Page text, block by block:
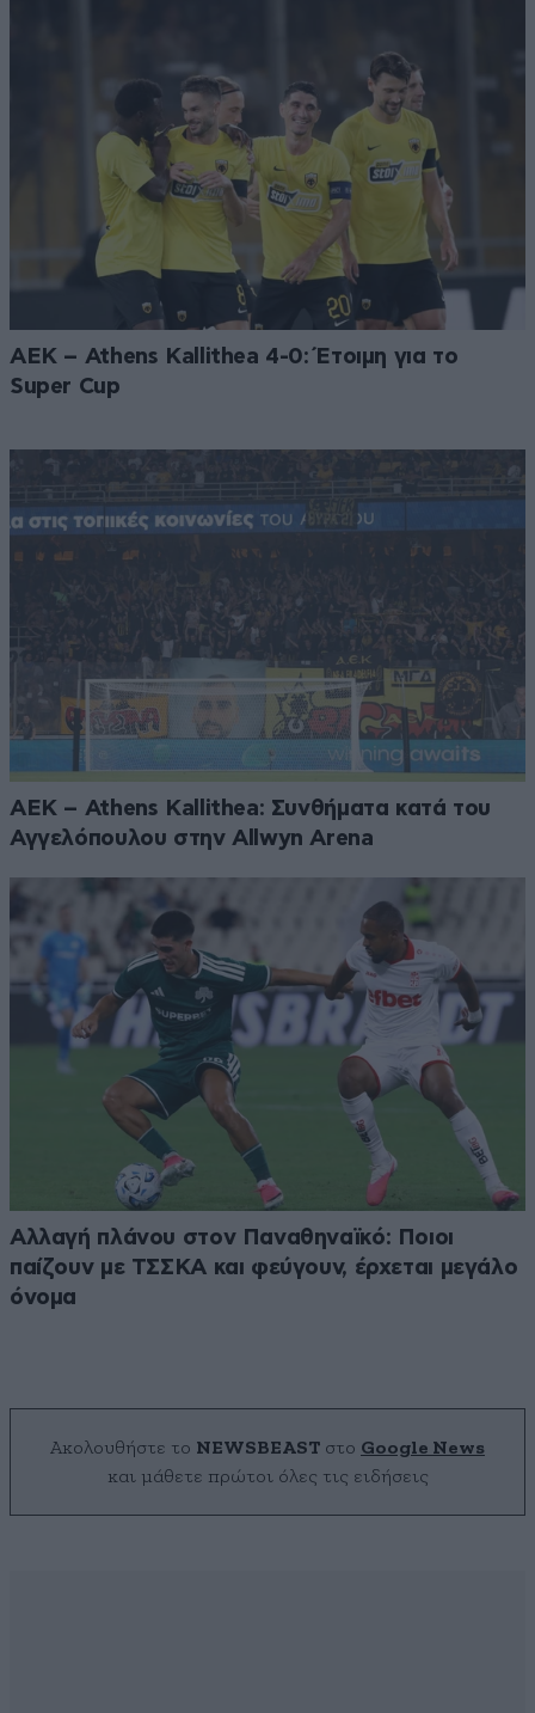
ΑΕΚ – Athens Kallithea 4-0: Έτοιμη για το
Super Cup
ΑΕΚ – Athens Kallithea: Συνθήματα κατά του
Αγγελόπουλου στην Allwyn Arena
Αλλαγή πλάνου στον Παναθηναϊκό: Ποιοι
παίζουν με ΤΣΣΚΑ και φεύγουν, έρχεται μεγάλο
όνομα
Ακολουθήστε το NEWSBEAST στο Google News
και μάθετε πρώτοι όλες τις ειδήσεις